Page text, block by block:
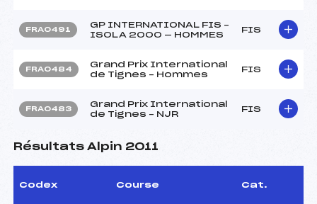
FRA0491
GP INTERNATIONAL FIS –
ISOLA 2000 — HOMMES
FIS
FRA0484
Grand Prix International
de Tignes – Hommes
FIS
FRA0483
Grand Prix International
de Tignes – NJR
FIS
Résultats Alpin 2011
Codex Course Cat.